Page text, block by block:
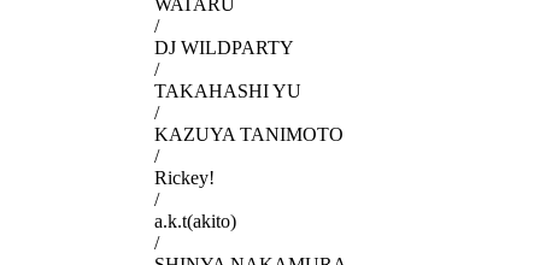
WATARU
/
DJ WILDPARTY
/
TAKAHASHI YU
/
KAZUYA TANIMOTO
/
Rickey!
/
a.k.t(akito)
/